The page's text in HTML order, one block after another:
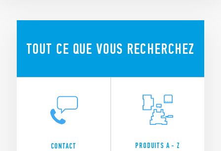
TOUT CE QUE VOUS RECHERCHEZ
PRODUITS A - Z
CONTACT